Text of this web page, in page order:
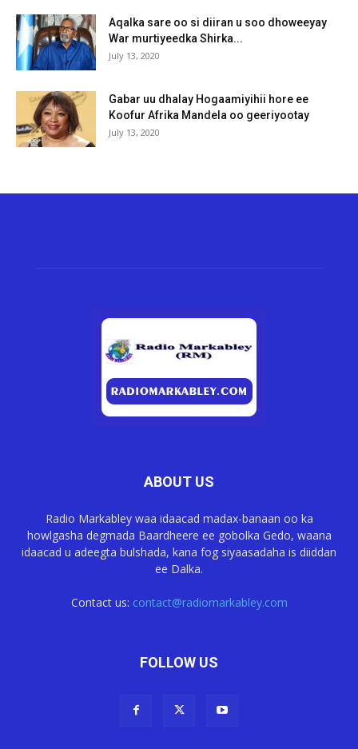
Aqalka sare oo si diiran u soo dhoweeyay
War murtiyeedka Shirka...
July 13, 2020
Gabar uu dhalay Hogaamiyihii hore ee
Koofur Afrika Mandela oo geeriyootay
July 13, 2020
ABOUT US
Radio Markabley waa idaacad madax-banaan oo ka
howlgasha degmada Baardheere ee gobolka Gedo, waana
idaacad u adeegta bulshada, kana fog siyaasadaha is diiddan
ee Dalka.
Contact us: contact@radiomarkabley.com
FOLLOW US